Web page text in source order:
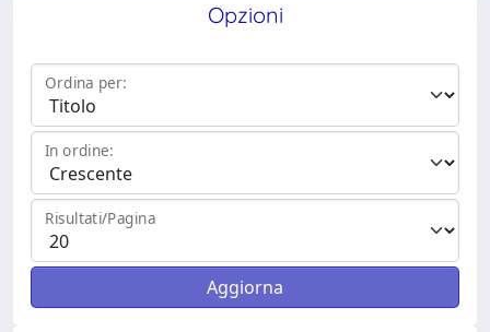
Opzioni
Ordina per:
In ordine:
Risultati/Pagina